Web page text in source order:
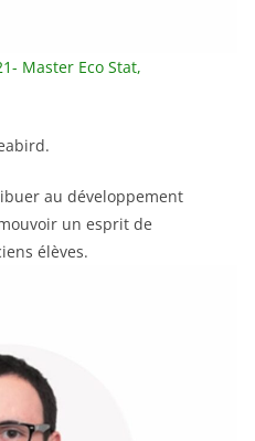
Master Eco Stat,
au développement
un esprit de
élèves.